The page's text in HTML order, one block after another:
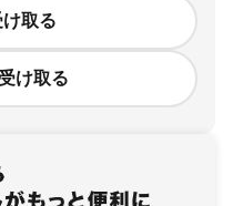
取る
け取る